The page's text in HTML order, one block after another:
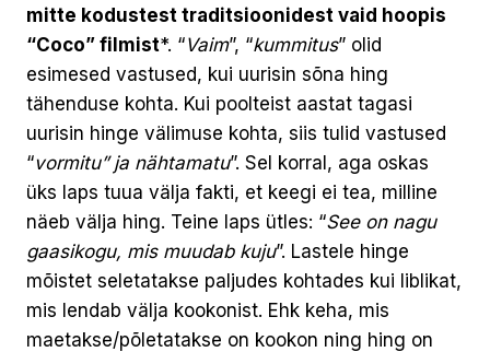
mitte kodustest traditsioonidest vaid hoopis
“Coco” filmist*. “Vaim”, “kummitus” olid
esimesed vastused, kui uurisin sõna hing
tähenduse kohta. Kui poolteist aastat tagasi
uurisin hinge välimuse kohta, siis tulid vastused
“vormitu” ja nähtamatu”. Sel korral, aga oskas
üks laps tuua välja fakti, et keegi ei tea, milline
näeb välja hing. Teine laps ütles: “See on nagu
gaasikogu, mis muudab kuju”. Lastele hinge
mõistet seletatakse paljudes kohtades kui liblikat,
mis lendab välja kookonist. Ehk keha, mis
maetakse/põletatakse on kookon ning hing on